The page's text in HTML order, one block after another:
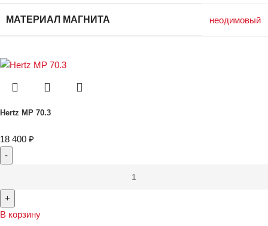
МАТЕРИАЛ МАГНИТА неодимовый
Hertz MP 70.3
18 400 ₽
В корзину